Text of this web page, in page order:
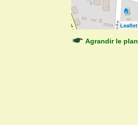
Leaflet
Agrandir le plan